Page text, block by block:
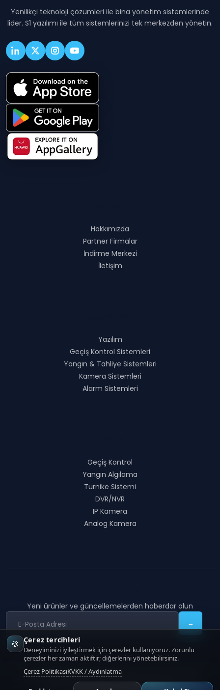
Yenilikçi teknoloji çözümleri ile bina yönetim sistemlerinde
lider. S1 yazılımı ile tüm sistemlerinizi tek merkezden yönetin.
Hakkımızda
Partner Firmalar
İndirme Merkezi
İletişim
Yazılım
Geçiş Kontrol Sistemleri
Yangın & Tahliye Sistemleri
Kamera Sistemleri
Alarm Sistemleri
Geçiş Kontrol
Yangın Algılama
Turnike Sistemi
DVR/NVR
IP Kamera
Analog Kamera
Yeni ürünler ve güncellemelerden haberdar olun
→
COON TECHNOLOGY|Copyright2026
KVKK Aydınlatma
Çerez Politikası
🍪 Çerez tercihleri
Deneyiminizi iyileştirmek için çerezler kullanıyoruz. Zorunlu
çerezler her zaman aktiftir; diğerlerini yönetebilirsiniz.
Çerez PolitikasıKVKK / Aydınlatma